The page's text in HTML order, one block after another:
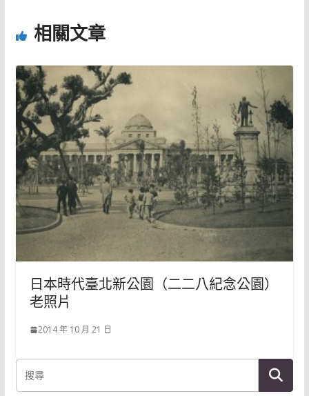
相關文章
日本時代臺北新公園（二二八紀念公園）
老照片
2014 年 10 月 21 日